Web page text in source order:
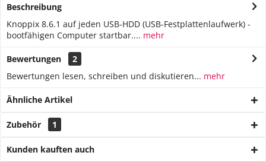
Beschreibung
Knoppix 8.6.1 auf jeden USB-HDD (USB-Festplattenlaufwerk) -
bootfähigen Computer startbar.... mehr
Bewertungen
2
Bewertungen lesen, schreiben und diskutieren... mehr
Ähnliche Artikel
Zubehör 1
Kunden kauften auch